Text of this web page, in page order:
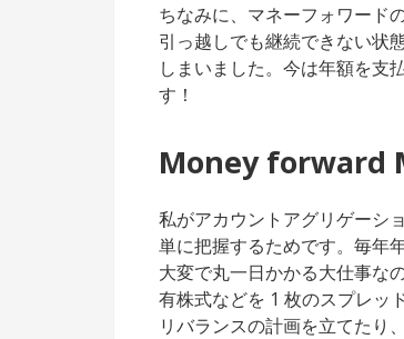
ちなみに、マネーフォワード
引っ越しでも継続できない状
しまいました。今は年額を支
す！
Money forward
私がアカウントアグリゲーシ
単に把握するためです。毎年
大変で丸一日かかる大仕事な
有株式などを 1 枚のスプレッ
リバランスの計画を立てたり